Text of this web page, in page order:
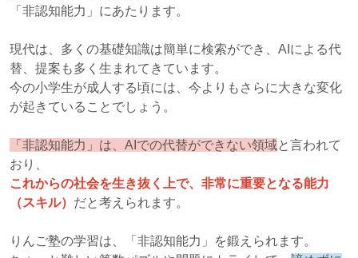
「非認知能力」にあたります。
現代は、多くの基礎知識は簡単に検索ができ、AIによる代
替、提案も多く生まれてきています。
今の小学生が成人する頃には、今よりもさらに大きな変化
が起きていることでしょう。
「非認知能力」は、AIでの代替ができない領域と言われて
おり、
これからの社会を生き抜く上で、非常に重要となる能力
（スキル） だと考えられます。
りんご塾の学習は、「非認知能力」を鍛えられます。